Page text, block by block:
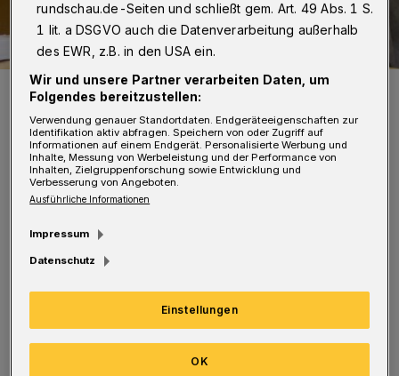
20 Jahre soll dieser Wuppertaler (im Hintergrund sein Rechtsanwalt)
als Kopf einer Räuberbande aktiv gewesen sein. Die Beute wird auf
über 5 Millionen Euro beziffert. Vor dem Landgericht Hagen wird der
Fall jetzt verhandelt.
Foto: Schümmelfeder
Von Mikko Schümmelfeder und Sabine Maguire
V
or dem Landgericht Hagen geht es jetzt
in 38 Verhandlungstagen um eine über
20 Jahre anhaltende Raubserie.
rundschau.de-Seiten und schließt gem. Art. 49 Abs. 1 S.
1 lit. a DSGVO auch die Datenverarbeitung außerhalb
des EWR, z.B. in den USA ein.
Wir und unsere Partner verarbeiten Daten, um
Folgendes bereitzustellen:
Verwendung genauer Standortdaten. Endgeräteeigenschaften zur
Identifikation aktiv abfragen. Speichern von oder Zugriff auf
Informationen auf einem Endgerät. Personalisierte Werbung und
Inhalte, Messung von Werbeleistung und der Performance von
Inhalten, Zielgruppenforschung sowie Entwicklung und
Verbesserung von Angeboten.
Ausführliche Informationen
Impressum
Datenschutz
Einstellungen
OK